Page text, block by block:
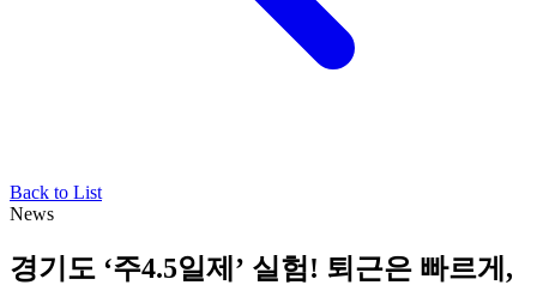
Back to List
News
경기도 ‘주4.5일제’ 실험! 퇴근은 빠르게,